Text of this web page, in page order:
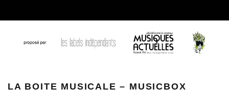
LA BOITE MUSICALE – MUSICBOX